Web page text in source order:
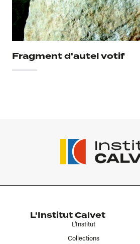
Fragment d'autel votif
L'Institut Calvet
L'Institut
Collections